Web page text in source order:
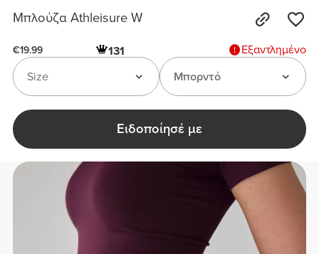
Μπλούζα Athleisure W
€19.99 131
Εξαντλημένο
Μπορντό
Size
Ειδοποίησέ με